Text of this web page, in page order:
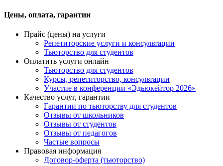
Цены, оплата, гарантии
Прайс (цены) на услуги
Репетиторские услуги и консультации
Тьюторство для студентов
Оплатить услуги онлайн
Тьюторство для студентов
Курсы, репетиторство, консультации
Участие в конференции «Эдьюкейтор 2026»
Качество услуг, гарантии
Гарантии по тьюторству для студентов
Отзывы от школьников
Отзывы от студентов
Отзывы от педагогов
Частые вопросы
Правовая информация
Договор-оферта (тьюторство)